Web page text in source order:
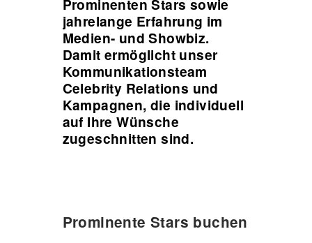
jahrelange Erfahrung im
Medien- und Showbiz.
Damit ermöglicht unser
Kommunikationsteam
Celebrity Relations und
Kampagnen, die individuell
auf Ihre Wünsche
zugeschnitten sind.
Prominente Stars buchen